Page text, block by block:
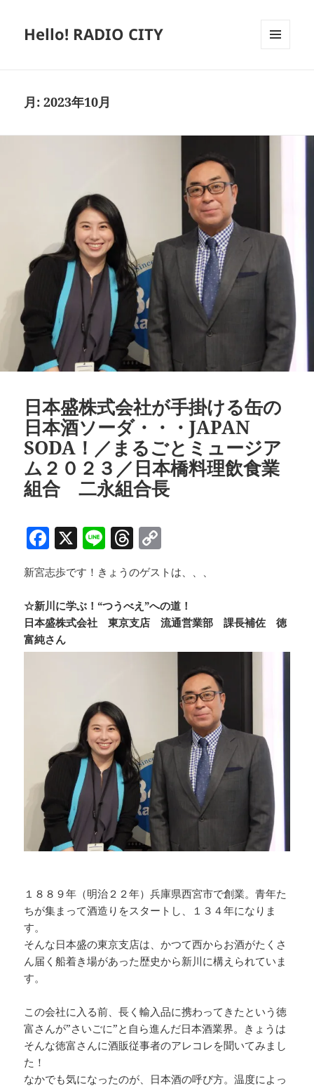
Hello! RADIO CITY
月:2023年10月
日本盛株式会社が手掛ける缶の
日本酒ソーダ・・・JAPAN
SODA！／まるごとミュージア
ム２０２３／日本橋料理飲食業
組合 二永組合長
F
a
c
e
b
o
X Li
e
T
h
re
a
d
s
o
p
y
Li
n
新宮志歩です！きょうのゲストは、、、
☆新川に学ぶ！“つうべえ”への道！
日本盛株式会社 東京支店 流通営業部 課長補佐 徳
富純さん
１８８９年（明治２２年）兵庫県西宮市で創業。青年た
ちが集まって酒造りをスタートし、１３４年になりま
す。
そんな日本盛の東京支店は、かつて西からお酒がたくさ
ん届く船着き場があった歴史から新川に構えられていま
す。
この会社に入る前、長く輸入品に携わってきたという徳
富さんが”さいごに”と自ら進んだ日本酒業界。きょうは
そんな徳富さんに酒販従事者のアレコレを聞いてみまし
た！
なかでも気になったのが、日本酒の呼び方。温度によっ